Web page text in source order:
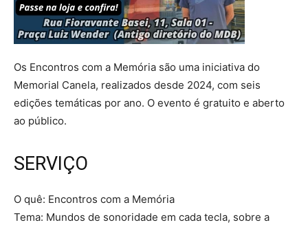
Os Encontros com a Memória são uma iniciativa do
Memorial Canela, realizados desde 2024, com seis
edições temáticas por ano. O evento é gratuito e aberto
ao público.
SERVIÇO
O quê: Encontros com a Memória
Tema: Mundos de sonoridade em cada tecla, sobre a